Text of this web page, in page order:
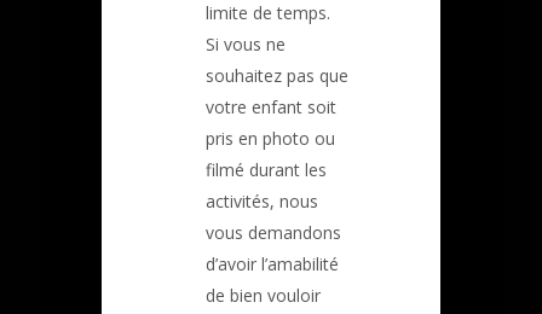
limite de temps.
Si vous ne
souhaitez pas que
votre enfant soit
pris en photo ou
filmé durant les
activités, nous
vous demandons
d’avoir l’amabilité
de bien vouloir